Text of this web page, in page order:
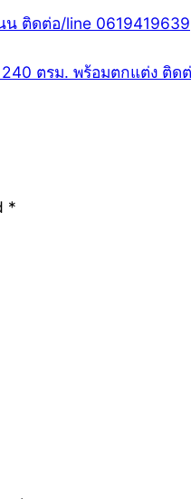
น ติดต่อ/line 0619419639
ตรม. พร้อมตกแต่ง ติด
*